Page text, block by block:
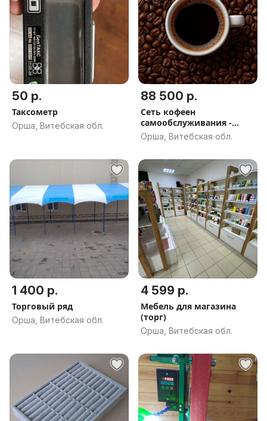
50 р.
Таксометр
Орша, Витебская обл.
88 500 р.
Сеть кофеен
самообслуживания -
готовый бизнес в Орше
Орша, Витебская обл.
1 400 р.
Торговый ряд
Орша, Витебская обл.
4 599 р.
Мебель для магазина
(торг)
Орша, Витебская обл.